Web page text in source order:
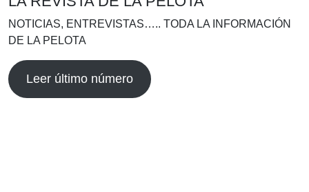
NOTICIAS, ENTREVISTAS….. TODA LA INFORMACIÓN
DE LA PELOTA
Leer último número